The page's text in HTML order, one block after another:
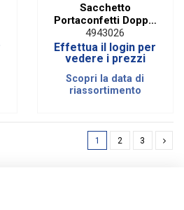
Sacchetto
Portaconfetti Doppia
Piega in Cotone
Panna e Bianco (10
PZ)
4943026
Effettua il login per
vedere i prezzi
Scopri la data di
riassortimento
1 2 3